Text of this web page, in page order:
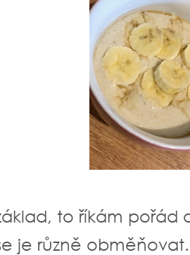
to říkám pořád
je různě